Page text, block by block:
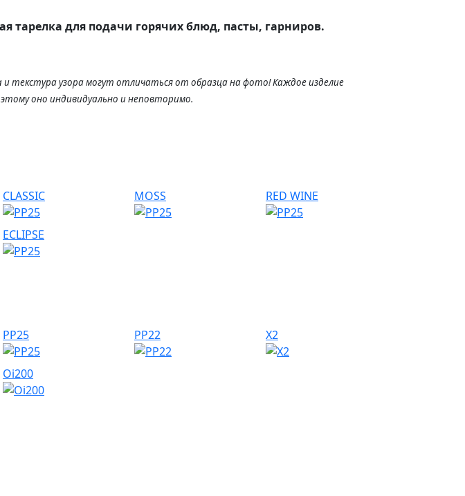
тарелка для подачи горячих блюд, пасты, гарниров.
текстура узора могут отличаться от образца на фото! Каждое изделие
оно индивидуально и неповторимо.
CLASSIC MOSS RED WINE
ECLIPSE
PP25 PP22 X2
Oi200